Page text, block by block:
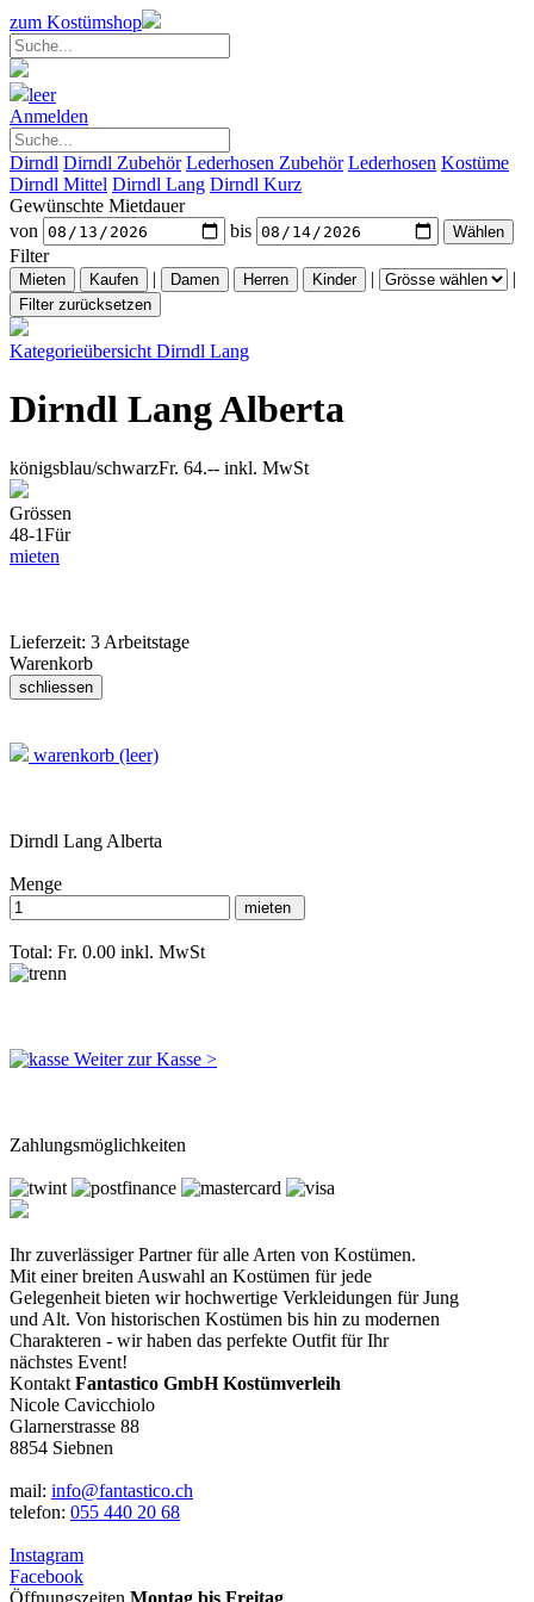
zum Kostümshop
leer
Anmelden
Dirndl Dirndl Zubehör Lederhosen Zubehör Lederhosen Kostüme
Dirndl Mittel Dirndl Lang Dirndl Kurz
Gewünschte Mietdauer
von
bis
Filter
|
| |
Kategorieübersicht Dirndl Lang
Dirndl Lang Alberta
königsblau/schwarzFr. 64.-- inkl. MwSt
Grössen
48-1Für
mieten
Lieferzeit: 3 Arbeitstage
Warenkorb
warenkorb (leer)
Dirndl Lang Alberta
Menge
Total: Fr. 0.00 inkl. MwSt
Weiter zur Kasse >
Zahlungsmöglichkeiten
Ihr zuverlässiger Partner für alle Arten von Kostümen.
Mit einer breiten Auswahl an Kostümen für jede
Gelegenheit bieten wir hochwertige Verkleidungen für Jung
und Alt. Von historischen Kostümen bis hin zu modernen
Charakteren - wir haben das perfekte Outfit für Ihr
nächstes Event!
Kontakt Fantastico GmbH Kostümverleih
Nicole Cavicchiolo
Glarnerstrasse 88
8854 Siebnen
mail: info@fantastico.ch
telefon: 055 440 20 68
Instagram
Facebook
Öffnungszeiten Montag bis Freitag